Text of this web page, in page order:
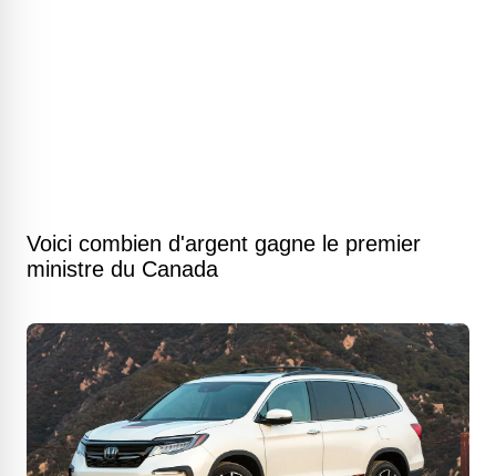
Voici combien d'argent gagne le premier
ministre du Canada